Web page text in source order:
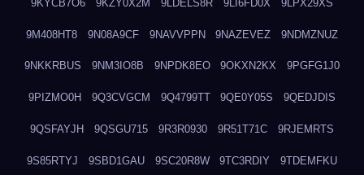
9KYCB7O6 9KZY0X2M 9LDELS8R 9LI6FD0X 9LPX29XS
9M408HT8 9N08A9CF 9NAVVPPN 9NAZEVEZ 9NDMZNUZ
9NKKRBUS 9NM3IO8B 9NPDK8EO 9OKXN2KX 9PGFG1J0
9PIZMO0H 9Q3CVGCM 9Q4799TT 9QE0Y05S 9QEDJDIS
9QSFAYJH 9QSGU715 9R3R0930 9R51T71C 9RJEMRTS
9S85RTYJ 9SBD1GAU 9SC20R8W 9TC3RDIY 9TDEMFKU